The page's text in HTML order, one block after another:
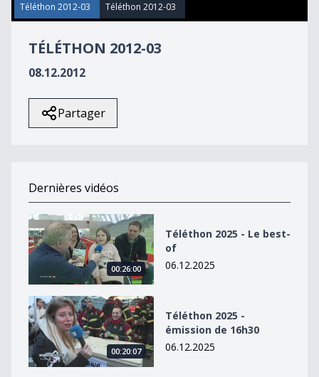
minutes,
Téléthon 2012-03 Téléthon 2012-03
TÉLÉTHON 2012-03
08.12.2012
Partager
Dernières vidéos
Téléthon 2025 - Le best-of
00:26:00
Téléthon 2025 - Le best-
of
06.12.2025
Téléthon 2025 - émission de 16h30
00:20:07
Téléthon 2025 -
émission de 16h30
06.12.2025